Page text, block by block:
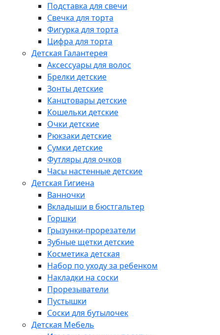
Подставка для свечи
Свечка для торта
Фигурка для торта
Цифра для торта
Детская Галантерея
Аксессуары для волос
Брелки детские
Зонты детские
Канцтовары детские
Кошельки детские
Очки детские
Рюкзаки детские
Сумки детские
Футляры для очков
Часы настенные детские
Детская Гигиена
Ванночки
Вкладыши в бюстгальтер
Горшки
Грызунки-прорезатели
Зубные щетки детские
Косметика детская
Набор по уходу за ребенком
Накладки на соски
Прорезыватели
Пустышки
Соски для бутылочек
Детская Мебель